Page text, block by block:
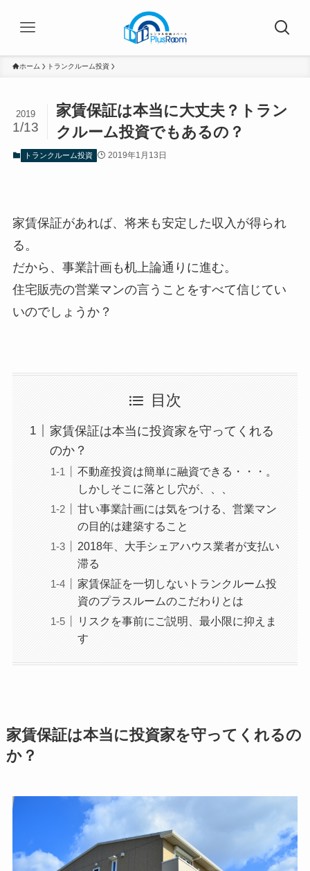
ホーム トランクルーム投資
家賃保証は本当に大丈夫？トラン
クルーム投資でもあるの？
2019
1/13
トランクルーム投資 2019年1月13日
家賃保証があれば、将来も安定した収入が得られ
る。
だから、事業計画も机上論通りに進む。
住宅販売の営業マンの言うことをすべて信じてい
いのでしょうか？
目次
家賃保証は本当に投資家を守ってくれる
のか？
不動産投資は簡単に融資できる・・・。
しかしそこに落とし穴が、、、
甘い事業計画には気をつける、営業マン
の目的は建築すること
2018年、大手シェアハウス業者が支払い
滞る
家賃保証を一切しないトランクルーム投
資のプラスルームのこだわりとは
リスクを事前にご説明、最小限に抑えま
す
家賃保証は本当に投資家を守ってくれるの
か？